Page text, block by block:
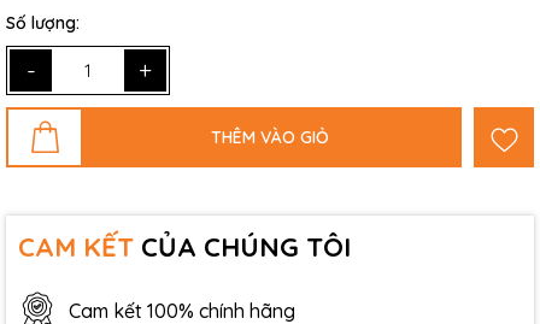
Số lượng:
- +
THÊM VÀO GIỎ
CAM KẾT CỦA CHÚNG TÔI
Cam kết 100% chính hãng